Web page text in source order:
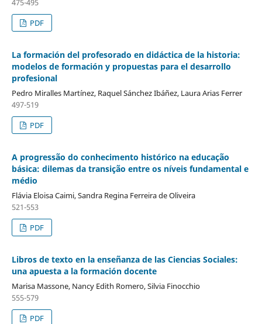
475-495
PDF
La formación del profesorado en didáctica de la historia:
modelos de formación y propuestas para el desarrollo
profesional
Pedro Miralles Martínez, Raquel Sánchez Ibáñez, Laura Arias Ferrer
497-519
PDF
A progressão do conhecimento histórico na educação
básica: dilemas da transição entre os níveis fundamental e
médio
Flávia Eloisa Caimi, Sandra Regina Ferreira de Oliveira
521-553
PDF
Libros de texto en la enseñanza de las Ciencias Sociales:
una apuesta a la formación docente
Marisa Massone, Nancy Edith Romero, Silvia Finocchio
555-579
PDF